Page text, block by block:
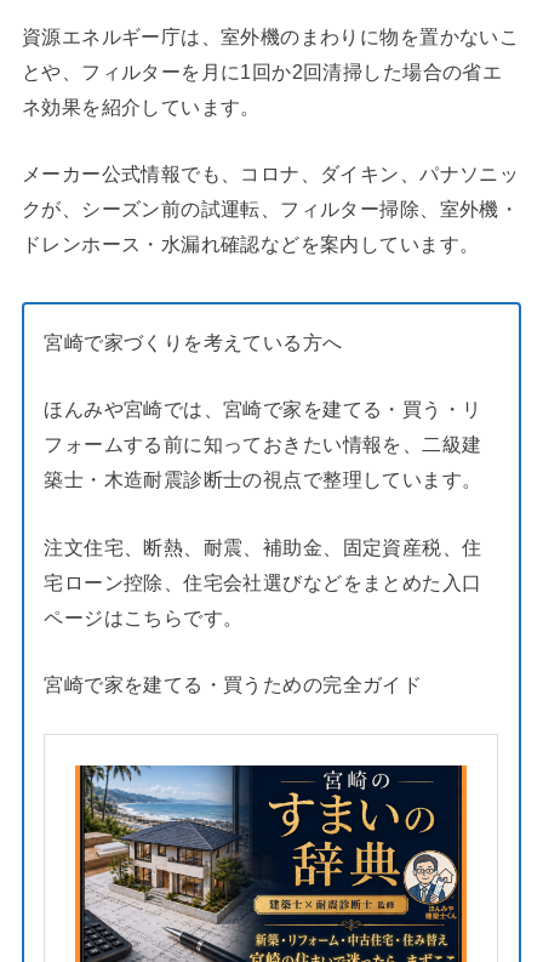
資源エネルギー庁は、室外機のまわりに物を置かないこ
とや、フィルターを月に1回か2回清掃した場合の省エ
ネ効果を紹介しています。
メーカー公式情報でも、コロナ、ダイキン、パナソニッ
クが、シーズン前の試運転、フィルター掃除、室外機・
ドレンホース・水漏れ確認などを案内しています。
宮崎で家づくりを考えている方へ
ほんみや宮崎では、宮崎で家を建てる・買う・リ
フォームする前に知っておきたい情報を、二級建
築士・木造耐震診断士の視点で整理しています。
注文住宅、断熱、耐震、補助金、固定資産税、住
宅ローン控除、住宅会社選びなどをまとめた入口
ページはこちらです。
宮崎で家を建てる・買うための完全ガイド